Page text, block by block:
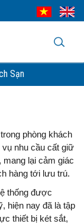
Sạn
phòng khách
vụ nhu cầu cất giữ
mang lại cảm giác
hàng tới lưu trú.
thống được
hiện nay đã là tập
thiết bị két sắt,